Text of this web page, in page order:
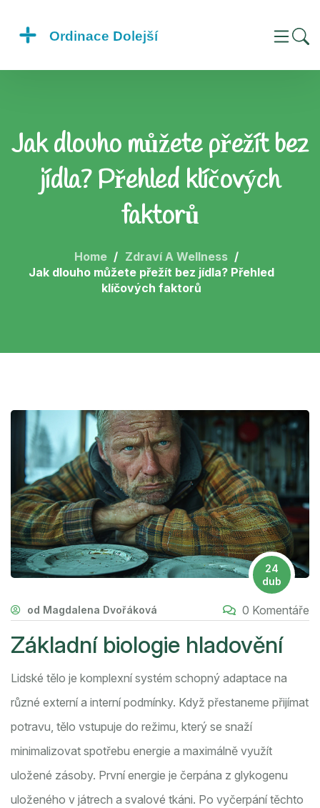
Jak dlouho můžete přežít bez
jídla? Přehled klíčových
faktorů
Home
Zdraví A Wellness
Jak dlouho můžete přežít bez jídla? Přehled
klíčových faktorů
24
dub
od Magdalena Dvořáková 0 Komentáře
Základní biologie hladovění
Lidské tělo je komplexní systém schopný adaptace na
různé externí a interní podmínky. Když přestaneme přijímat
potravu, tělo vstupuje do režimu, který se snaží
minimalizovat spotřebu energie a maximálně využít
uložené zásoby. První energie je čerpána z glykogenu
uloženého v játrech a svalové tkáni. Po vyčerpání těchto